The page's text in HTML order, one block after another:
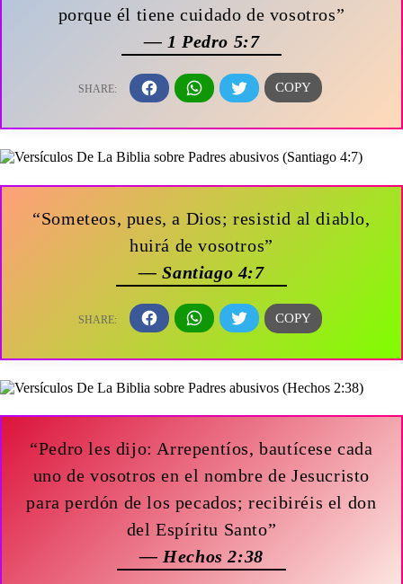
porque él tiene cuidado de vosotros”
— 1 Pedro 5:7
“Someteos, pues, a Dios; resistid al diablo,
huirá de vosotros”
— Santiago 4:7
“Pedro les dijo: Arrepentíos, bautícese cada
uno de vosotros en el nombre de Jesucristo
para perdón de los pecados; recibiréis el don
del Espíritu Santo”
— Hechos 2:38